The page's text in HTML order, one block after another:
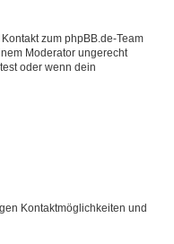
zum phpBB.de-Team
Moderator ungerecht
oder wenn dein
Kontaktmöglichkeiten und